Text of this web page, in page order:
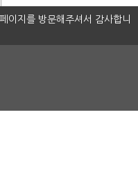
이지를 방문해주셔서 감사합니